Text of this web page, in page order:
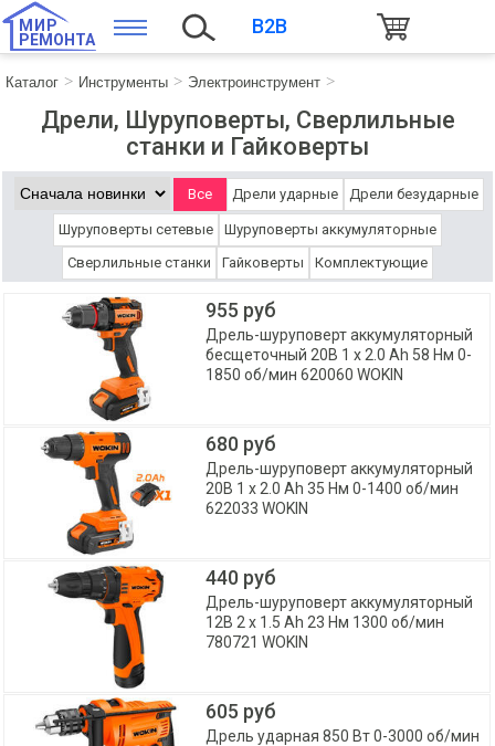
МИР
РЕМОНТА
B2B
Каталог Инструменты Электроинструмент
Дрели, Шуруповерты, Сверлильные
станки и Гайковерты
Все Дрели ударные Дрели безударные
Шуруповерты сетевые
Шуруповерты аккумуляторные
Сверлильные станки
Гайковерты Комплектующие
955 руб
Дрель-шуруповерт аккумуляторный
бесщеточный 20В 1 x 2.0 Ah 58 Нм 0-
1850 об/мин 620060 WOKIN
680 руб
Дрель-шуруповерт аккумуляторный
20В 1 x 2.0 Ah 35 Нм 0-1400 об/мин
622033 WOKIN
440 руб
Дрель-шуруповерт аккумуляторный
12В 2 x 1.5 Ah 23 Нм 1300 об/мин
780721 WOKIN
605 руб
Дрель ударная 850 Вт 0-3000 об/мин